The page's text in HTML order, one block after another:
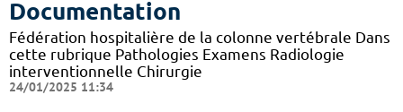
Documentation
Fédération hospitalière de la colonne vertébrale Dans
cette rubrique Pathologies Examens Radiologie
interventionnelle Chirurgie
24/01/2025 11:34